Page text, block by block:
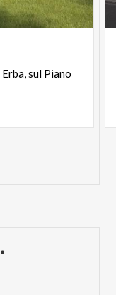
Erba,sul Piano